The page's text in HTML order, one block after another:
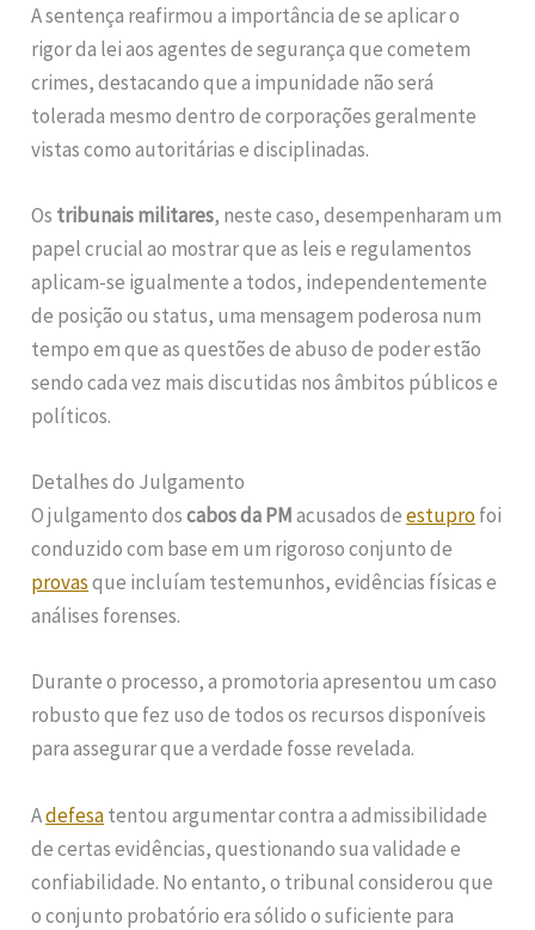
A sentença reafirmou a importância de se aplicar o
rigor da lei aos agentes de segurança que cometem
crimes, destacando que a impunidade não será
tolerada mesmo dentro de corporações geralmente
vistas como autoritárias e disciplinadas.
Os tribunais militares, neste caso, desempenharam um
papel crucial ao mostrar que as leis e regulamentos
aplicam-se igualmente a todos, independentemente
de posição ou status, uma mensagem poderosa num
tempo em que as questões de abuso de poder estão
sendo cada vez mais discutidas nos âmbitos públicos e
políticos.
Detalhes do Julgamento
O julgamento doscabos da PMacusados deestuprofoi
conduzido com base em um rigoroso conjunto de
provasque incluíam testemunhos, evidências físicas e
análises forenses.
Durante o processo, a promotoria apresentou um caso
robusto que fez uso de todos os recursos disponíveis
para assegurar que a verdade fosse revelada.
Adefesatentou argumentar contra a admissibilidade
de certas evidências, questionando sua validade e
confiabilidade. No entanto, o tribunal considerou que
o conjunto probatório era sólido o suficiente para